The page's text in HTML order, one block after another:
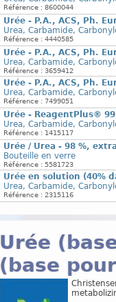
Référence : 8600044
Urée - P.A., ACS, Ph.
Urea, Carbamide,
Référence : 4440585
Urée - P.A., ACS, Ph.
Urea, Carbamide,
Référence : 3659412
Urée - P.A., ACS, Ph.
Urea, Carbamide,
Référence : 7499051
Urée - ReagentPlus®
Urea, Carbamide,
Référence : 1415117
Urée / Urea - 98 %,
Bouteille en verre
Référence : 5581723
Urée en solution (40%
Urea, Carbamide,
Référence : 2315116
Urée
(base